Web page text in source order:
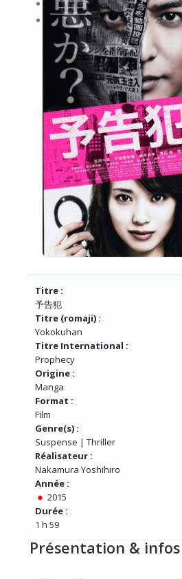
5
Titre :
予告犯
Titre (romaji) :
Yokokuhan
Titre International :
Prophecy
Origine :
Manga
Format :
Film
Genre(s) :
Suspense | Thriller
Réalisateur :
Nakamura Yoshihiro
Année :
2015
Durée :
1 h 59
Présentation & infos